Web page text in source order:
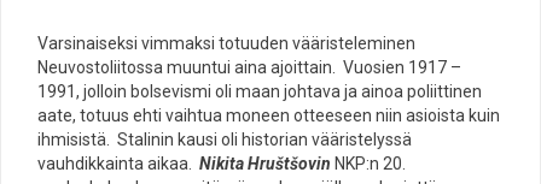
Varsinaiseksi vimmaksi totuuden vääristeleminen
Neuvostoliitossa muuntui aina ajoittain. Vuosien 1917 –
1991, jolloin bolsevismi oli maan johtava ja ainoa poliittinen
aate, totuus ehti vaihtua moneen otteeseen niin asioista kuin
ihmisistä. Stalinin kausi oli historian vääristelyssä
vauhdikkainta aikaa. Nikita Hruštšovin NKP:n 20.